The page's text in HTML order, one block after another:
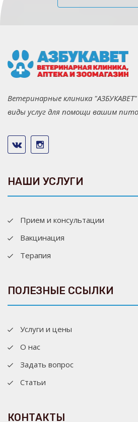
Ветеринарные клиника
виды услуг для помощи вашим
НАШИ УСЛУГИ
Прием и консультации
Вакцинация
Терапия
ПОЛЕЗНЫЕ ССЫЛКИ
Услуги и цены
О нас
Задать вопрос
Статьи
КОНТАКТЫ